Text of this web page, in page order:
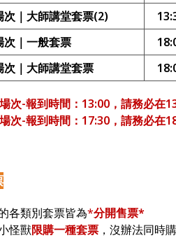
次｜大師講堂套票(2)
次｜一般套票
次｜大師講堂套票
次-報到時間：13:00，請務必在
次-報到時間：17:30，請務必在
各類別套票皆為*分開售票*
怪獸限購一種套票 ，沒辦法同時